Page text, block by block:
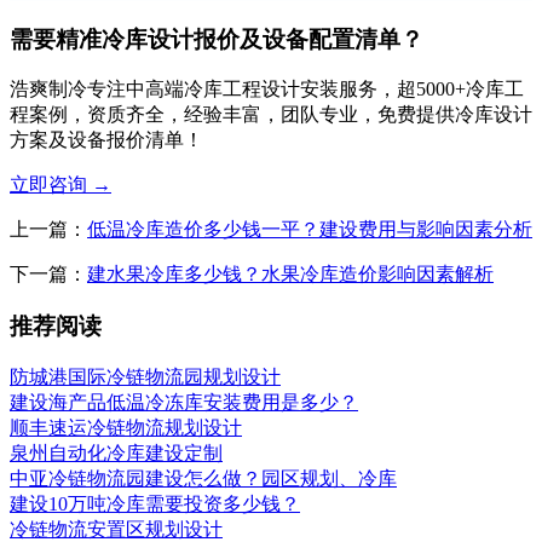
需要精准冷库设计报价及设备配置清单？
浩爽制冷专注中高端冷库工程设计安装服务，超5000+冷库工
程案例，资质齐全，经验丰富，团队专业，免费提供冷库设计
方案及设备报价清单！
立即咨询 →
上一篇： 低温冷库造价多少钱一平？建设费用与影响因素分析
下一篇： 建水果冷库多少钱？水果冷库造价影响因素解析
推荐阅读
防城港国际冷链物流园规划设计
建设海产品低温冷冻库安装费用是多少？
顺丰速运冷链物流规划设计
泉州自动化冷库建设定制
中亚冷链物流园建设怎么做？园区规划、冷库
建设10万吨冷库需要投资多少钱？
冷链物流安置区规划设计